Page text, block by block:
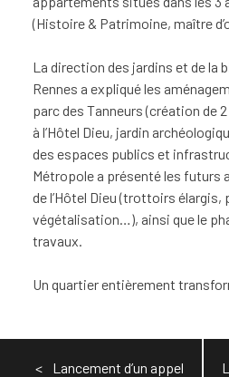
(Histoire & Patrimoine, maître
La direction des jardins et de la
Rennes a expliqué les
parc des Tanneurs (création de
à l’Hôtel Dieu, jardin
des espaces publics et
Métropole a présenté les futurs
de l’Hôtel Dieu (trottoirs élargis,
végétalisation…), ainsi que le
travaux.
Un quartier entièrement
Lancement d’un appel